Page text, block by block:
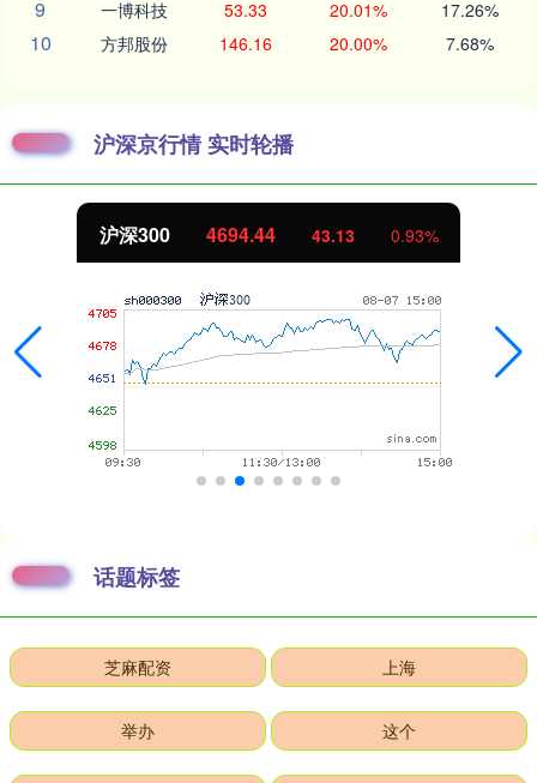
9 一博科技 53.33 20.01% 17.26%
10 方邦股份 146.16 20.00% 7.68%
沪深京行情 实时轮播
沪深300 4694.44 43.13 0.93%
话题标签
芝麻配资 上海
举办 这个